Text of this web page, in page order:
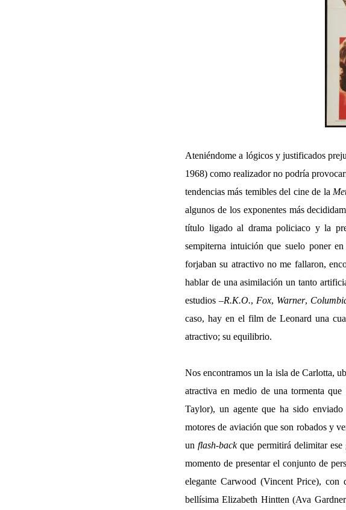
Ateniéndome a lógicos y justificados
1968) como realizador no podría
tendencias más temibles del cine de la
algunos de los exponentes más
título ligado al drama policiaco y la
sempiterna intuición que suelo poner en
forjaban su atractivo no me fallaron,
hablar de una asimilación un tanto
estudios –R.K.O., Fox, Warner,
caso, hay en el film de Leonard una
atractivo; su equilibrio.
Nos encontramos un la isla de Carlotta,
atractiva en medio de una tormenta
Taylor), un agente que ha sido
motores de aviación que son robados y
unflash-backque permitirá delimitar ese
momento de presentar el conjunto de
elegante Carwood (Vincent Price), con
bellísima Elizabeth Hintten (Ava